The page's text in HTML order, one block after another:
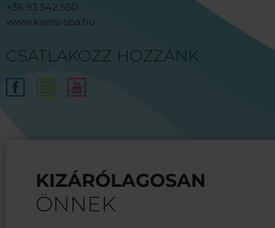
+36 93 542 550
www.karos-spa.hu
CSATLAKOZZ HOZZÁNK
KIZÁRÓLAGOSAN
ÖNNEK